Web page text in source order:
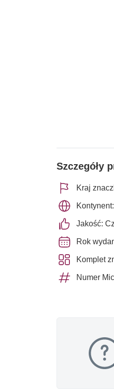
Szczegóły
Kraj
Jakość:
Rok
Komplet
Numer